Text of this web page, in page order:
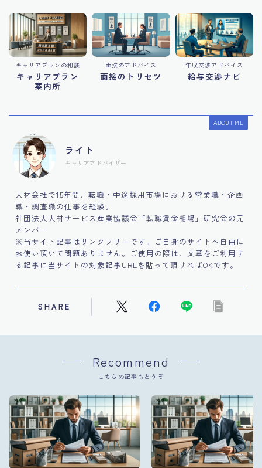
キャリアプランの相談
キャリアプラン
案内所
面接のアドバイス
面接のトリセツ
年収交渉アドバイス
給与交渉ナビ
ABOUT ME
ライト
キャリアアドバイザー
人材会社で15年間、転職・中途採用市場における営業職・企画
職・調査職の仕事を経験。
社団法人人材サービス産業協議会「転職賃金相場」研究会の元
メンバー
※当サイト記事はリンクフリーです。ご自身のサイトへ自由に
お使い頂いて問題ありません。ご使用の際は、文章をご利用す
る記事に当サイトの対象記事URLを貼って頂ければOKです。
SHARE
Recommend
こちらの記事もどうぞ